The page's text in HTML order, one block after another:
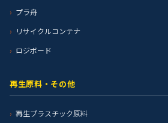
プラ舟
リサイクルコンテナ
ロジボード
再生原料・その他
再生プラスチック原料